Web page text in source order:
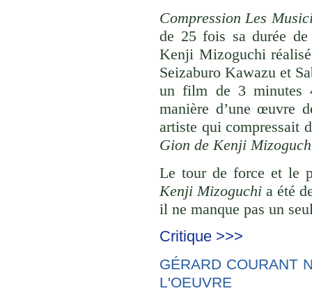
Compression Les
de 25 fois sa durée
Kenji Mizoguchi
Seizaburo Kawazu et
un film de 3 minutes
manière d’une œuvre
artiste qui compressait
Gion de Kenji
Le tour de force et le
Kenji Mizoguchi a été
il ne manque pas un
Critique >>>
GÉRARD COURANT
L'OEUVRE